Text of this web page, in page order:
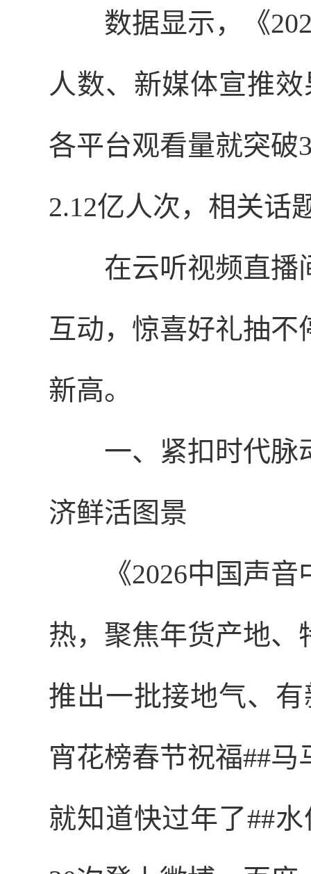
数据显示，《
人数、新媒体宣推
各平台观看量就突破
2.12亿人次，相关话
在云听视频直播
互动，惊喜好礼抽
新高。
一、紧扣时代脉
济鲜活图景
《2026中国声
热，聚焦年货产地
推出一批接地气、
宵花榜春节祝福##
就知道快过年了##